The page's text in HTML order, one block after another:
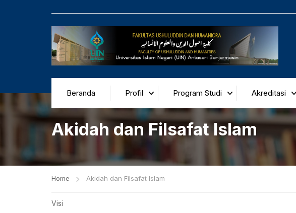
Beranda Profil Program Studi Akreditasi
Akidah dan Filsafat Islam
Home Akidah dan Filsafat Islam
Visi